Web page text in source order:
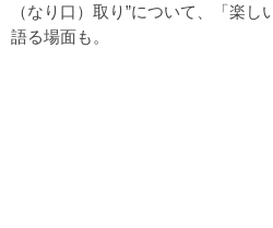
（なり口）取り”について、「楽
語る場面も。